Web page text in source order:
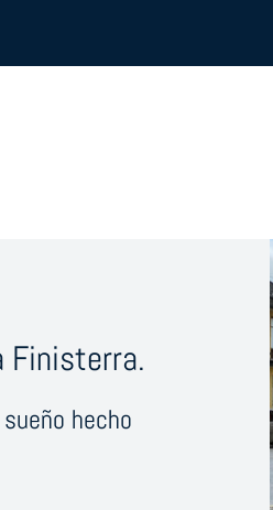
Finisterra.
hecho